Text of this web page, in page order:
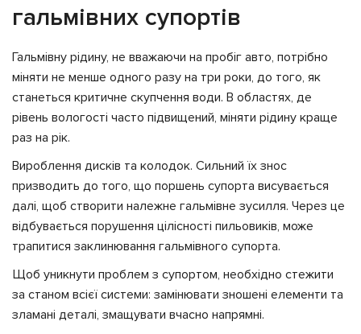
гальмівних супортів
Гальмівну рідину, не вважаючи на пробіг авто, потрібно
міняти не менше одного разу на три роки, до того, як
станеться критичне скупчення води. В областях, де
рівень вологості часто підвищений, міняти рідину краще
раз на рік.
Вироблення дисків та колодок. Сильний їх знос
призводить до того, що поршень супорта висувається
далі, щоб створити належне гальмівне зусилля. Через це
відбувається порушення цілісності пильовиків, може
трапитися заклинювання гальмівного супорта.
Щоб уникнути проблем з супортом, необхідно стежити
за станом всієї системи: замінювати зношені елементи та
зламані деталі, змащувати вчасно напрямні.